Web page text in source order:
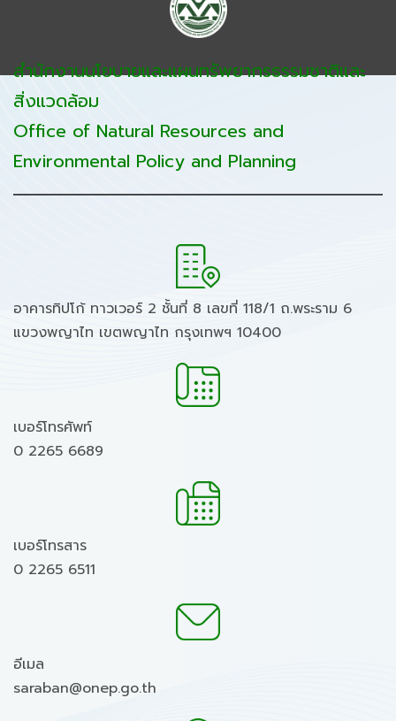
สำนักงานนโยบายและแผนทรัพยากรธรรมชาติและ
สิ่งแวดล้อม
Office of Natural Resources and
Environmental Policy and Planning
อาคารทิปโก้ ทาวเวอร์ 2 ชั้นที่ 8 เลขที่ 118/1 ถ.พระราม 6
แขวงพญาไท เขตพญาไท กรุงเทพฯ 10400
เบอร์โทรศัพท์
0 2265 6689
เบอร์โทรสาร
0 2265 6511
อีเมล
saraban@onep.go.th